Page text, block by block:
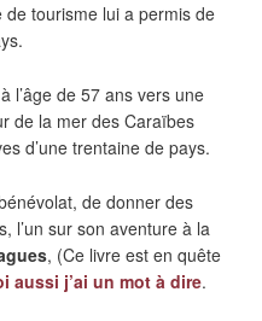
tourisme lui a permis de
l’âge de 57 ans vers une
de la mer des Caraïbes
d’une trentaine de pays.
de donner des
l’un sur son aventure à la
, (Ce livre est en quête
aussi j’ai un mot à dire.